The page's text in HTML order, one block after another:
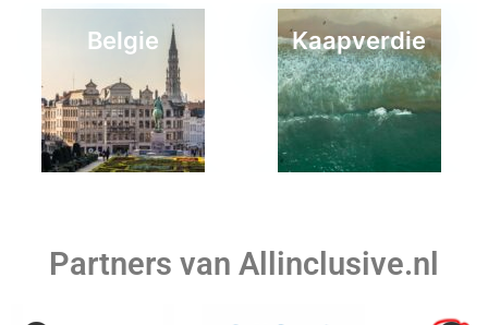
Belgie Kaapverdie
Partners van Allinclusive.nl